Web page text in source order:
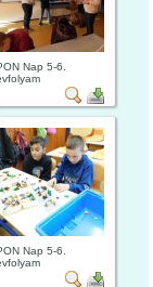
Nap 5-6.
Nap 5-6.